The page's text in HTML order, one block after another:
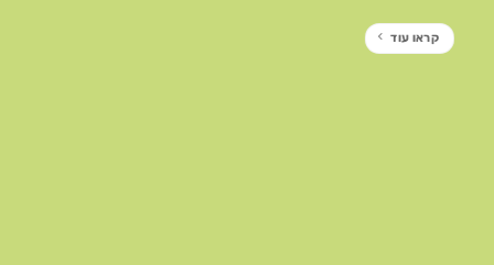
קראו עוד